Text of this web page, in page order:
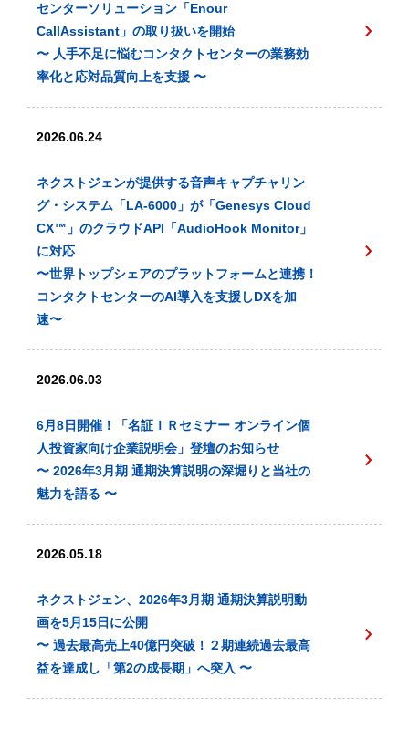
センターソリューション「Enour
CallAssistant」の取り扱いを開始
〜 人手不足に悩むコンタクトセンターの業務効
率化と応対品質向上を支援 〜
2026.06.24
ネクストジェンが提供する音声キャプチャリン
グ・システム「LA-6000」が「Genesys Cloud
CX™️」のクラウドAPI「AudioHook Monitor」
に対応
〜世界トップシェアのプラットフォームと連携！
コンタクトセンターのAI導入を支援しDXを加
速〜
2026.06.03
6月8日開催！「名証ＩＲセミナー オンライン個
人投資家向け企業説明会」登壇のお知らせ
〜 2026年3月期 通期決算説明の深堀りと当社の
魅力を語る 〜
2026.05.18
ネクストジェン、2026年3月期 通期決算説明動
画を5月15日に公開
〜 過去最高売上40億円突破！２期連続過去最高
益を達成し「第2の成長期」へ突入 〜